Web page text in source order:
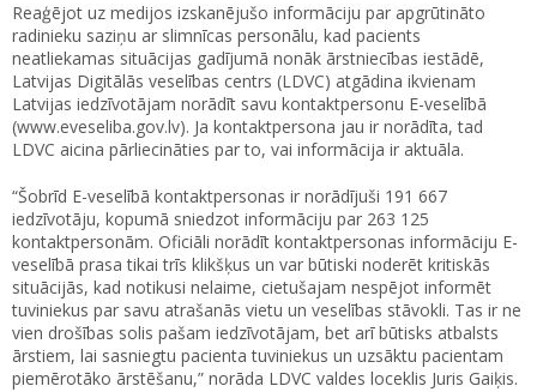
Reaģējot uz medijos izskanējušo informāciju par apgrūtināto
radinieku saziņu ar slimnīcas personālu, kad pacients
neatliekamas situācijas gadījumā nonāk ārstniecības iestādē,
Latvijas Digitālās veselības centrs (LDVC) atgādina ikvienam
Latvijas iedzīvotājam norādīt savu kontaktpersonu E-veselībā
(www.eveseliba.gov.lv). Ja kontaktpersona jau ir norādīta, tad
LDVC aicina pārliecināties par to, vai informācija ir aktuāla.
“Šobrīd E-veselībā kontaktpersonas ir norādījuši 191 667
iedzīvotāju, kopumā sniedzot informāciju par 263 125
kontaktpersonām. Oficiāli norādīt kontaktpersonas informāciju E-
veselībā prasa tikai trīs klikšķus un var būtiski noderēt kritiskās
situācijās, kad notikusi nelaime, cietušajam nespējot informēt
tuviniekus par savu atrašanās vietu un veselības stāvokli. Tas ir ne
vien drošības solis pašam iedzīvotājam, bet arī būtisks atbalsts
ārstiem, lai sasniegtu pacienta tuviniekus un uzsāktu pacientam
piemērotāko ārstēšanu,” norāda LDVC valdes loceklis Juris Gaiķis.